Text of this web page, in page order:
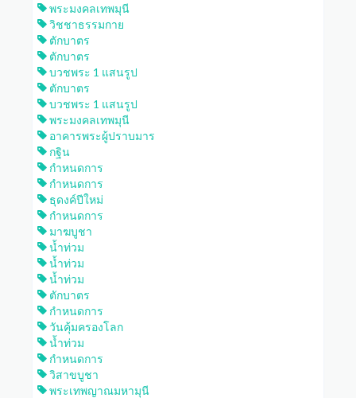
พระมงคลเทพมุนี
วิชชาธรรมกาย
ตักบาตร
ตักบาตร
บวชพระ 1 แสนรูป
ตักบาตร
บวชพระ 1 แสนรูป
พระมงคลเทพมุนี
อาคารพระผู้ปราบมาร
กฐิน
กำหนดการ
กำหนดการ
ธุดงค์ปีใหม่
กำหนดการ
มาฆบูชา
น้ำท่วม
น้ำท่วม
น้ำท่วม
ตักบาตร
กำหนดการ
วันคุ้มครองโลก
น้ำท่วม
กำหนดการ
วิสาขบูชา
พระเทพญาณมหามุนี